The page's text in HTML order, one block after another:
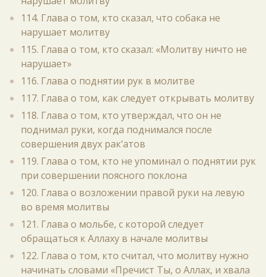
114. Глава о том, кто сказал, что собака не
нарушает молитву
115. Глава о том, кто сказал: «Молитву ничто не
нарушает»
116. Глава о поднятии рук в молитве
117. Глава о том, как следует открывать молитву
118. Глава о том, кто утверждал, что он не
поднимал руки, когда поднимался после
совершения двух рак‘атов
119. Глава о том, кто не упоминал о поднятии рук
при совершении поясного поклона
120. Глава о возложении правой руки на левую
во время молитвы
121. Глава о мольбе, с которой следует
обращаться к Аллаху в начале молитвы
122. Глава о том, кто считал, что молитву нужно
начинать словами «Пречист Ты, о Аллах, и хвала